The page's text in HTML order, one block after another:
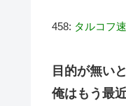
458: タルコフ
目的が無い
俺はもう最